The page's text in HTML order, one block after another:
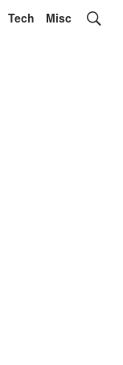
Tech Misc